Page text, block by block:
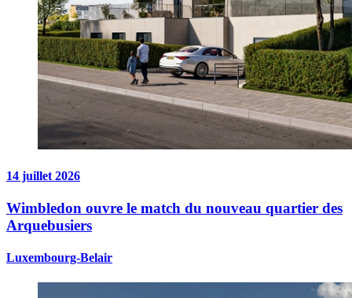
14 juillet 2026
Wimbledon ouvre le match du nouveau quartier des
Arquebusiers
Luxembourg-Belair